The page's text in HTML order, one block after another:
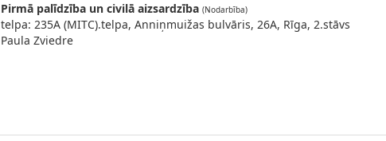
Pirmā palīdzība un civilā aizsardzība (Nodarbība)
telpa: 235A (MITC).telpa, Anniņmuižas bulvāris, 26A, Rīga, 2.stāvs
Paula Zviedre